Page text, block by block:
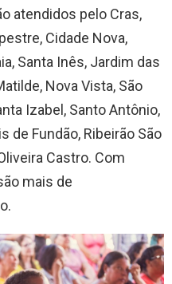
atendidos pelo Cras,
Cidade Nova,
Santa Inês, Jardim das
Nova Vista, São
Izabel, Santo Antônio,
de Fundão, Ribeirão São
Castro. Com
mais de